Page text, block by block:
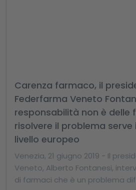
Carenza farmaco, il
Federfarma Veneto
responsabilità non è delle
risolvere il problema
livello europeo
Venezia, 21 giugno 2019 - Il
Veneto, Alberto Fontanesi,
di farmaci che è un problema